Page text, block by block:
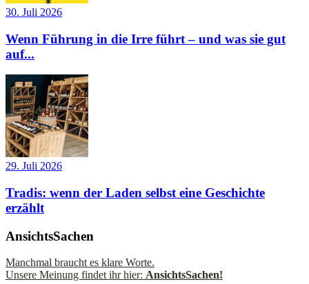
30. Juli 2026
Wenn Führung in die Irre führt – und was sie gut
auf...
29. Juli 2026
Tradis: wenn der Laden selbst eine Geschichte
erzählt
AnsichtsSachen
Manchmal braucht es klare Worte.
Unsere Meinung findet ihr hier: AnsichtsSachen!